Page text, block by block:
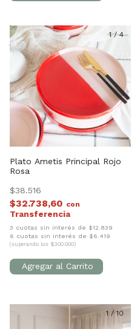
1/4
Plato Ametis Principal Rojo
Rosa
$38.516
$32.738,60 con
3 cuotas sin interés de $12.839
6 cuotas sin interés de $6.419
(superando los $300.000)
1 /10